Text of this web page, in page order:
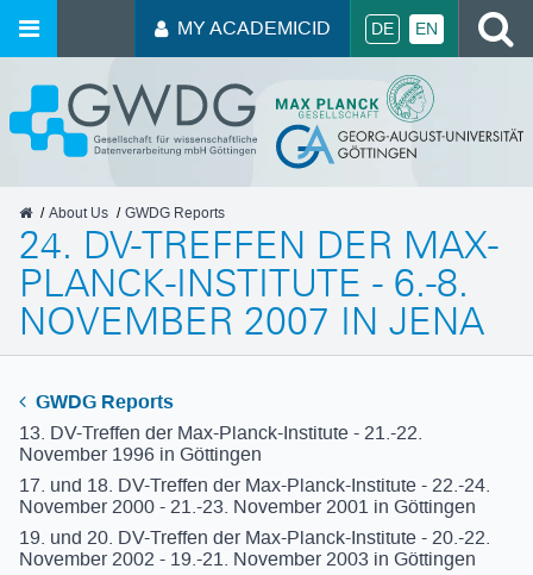
MY ACADEMICID DE EN
GWDG
About Us GWDG Reports
24. DV-TREFFEN DER MAX-
PLANCK-INSTITUTE - 6.-8.
NOVEMBER 2007 IN JENA
GWDG Reports
13. DV-Treffen der Max-Planck-Institute - 21.-22.
November 1996 in Göttingen
17. und 18. DV-Treffen der Max-Planck-Institute - 22.-24.
November 2000 - 21.-23. November 2001 in Göttingen
19. und 20. DV-Treffen der Max-Planck-Institute - 20.-22.
November 2002 - 19.-21. November 2003 in Göttingen